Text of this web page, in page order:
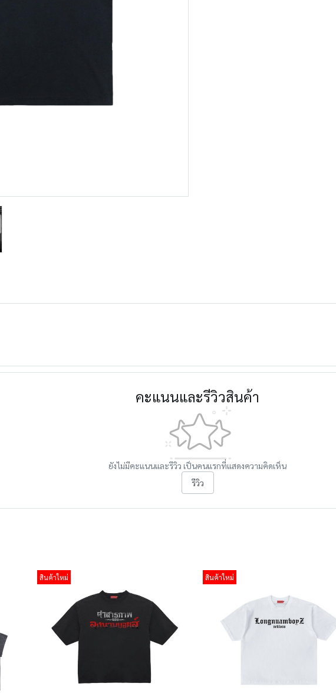
คะแนนและรีวิวสินค้า
ยังไม่มีคะแนนและรีวิว เป็นคนแรกที่แสดงความคิดเห็น
รีวิว
สินค้าใหม่ สินค้าใหม่